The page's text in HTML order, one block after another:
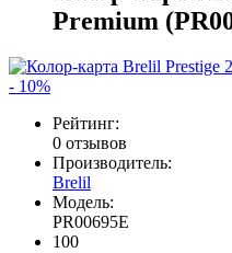
Premium
- 10%
Рейтинг:
0 отзывов
Производитель:
Brelil
Модель:
PR00695E
100